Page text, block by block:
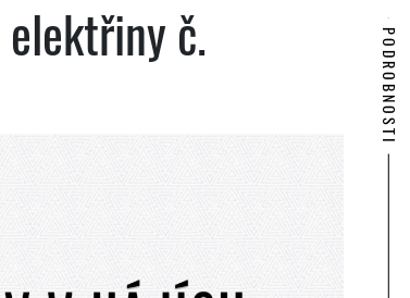
elektřiny č.
PODROBNOSTI